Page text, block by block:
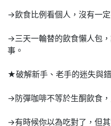
→飲食比例看個人，沒有一
→三天一輪替的飲食懶人包
事。
★破解新手、老手的迷失與
→防彈咖啡不等於生酮飲食
→有時候你以為吃對了，但其